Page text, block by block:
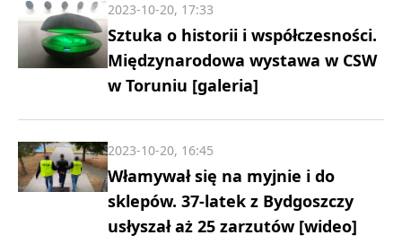
Sztuka o historii i współczesności.
Międzynarodowa wystawa w CSW
w Toruniu [galeria]
2023-10-20, 17:33
Włamywał się na myjnie i do
sklepów. 37-latek z Bydgoszczy
usłyszał aż 25 zarzutów [wideo]
2023-10-20, 16:45